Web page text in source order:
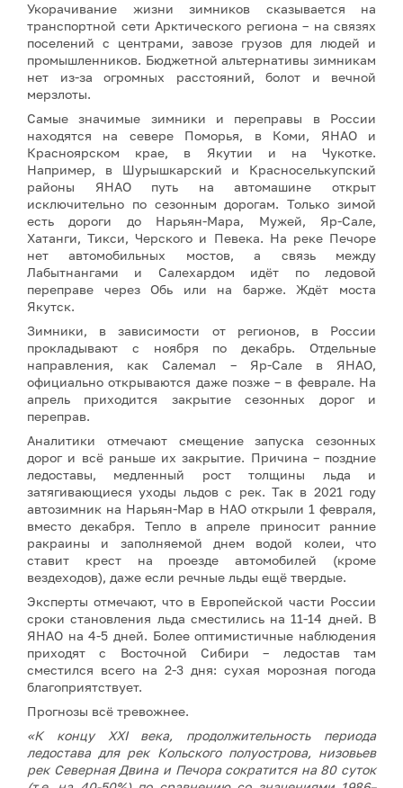
Укорачивание жизни зимников сказывается на
транспортной сети Арктического региона – на связях
поселений с центрами, завозе грузов для людей и
промышленников. Бюджетной альтернативы зимникам
нет из-за огромных расстояний, болот и вечной
мерзлоты.
Самые значимые зимники и переправы в России
находятся на севере Поморья, в Коми, ЯНАО и
Красноярском крае, в Якутии и на Чукотке.
Например, в Шурышкарский и Красноселькупский
районы ЯНАО путь на автомашине открыт
исключительно по сезонным дорогам. Только зимой
есть дороги до Нарьян-Мара, Мужей, Яр-Сале,
Хатанги, Тикси, Черского и Певека. На реке Печоре
нет автомобильных мостов, а связь между
Лабытнангами и Салехардом идёт по ледовой
переправе через Обь или на барже. Ждёт моста
Якутск.
Зимники, в зависимости от регионов, в России
прокладывают с ноября по декабрь. Отдельные
направления, как Салемал – Яр-Сале в ЯНАО,
официально открываются даже позже – в феврале. На
апрель приходится закрытие сезонных дорог и
переправ.
Аналитики отмечают смещение запуска сезонных
дорог и всё раньше их закрытие. Причина – поздние
ледоставы, медленный рост толщины льда и
затягивающиеся уходы льдов с рек. Так в 2021 году
автозимник на Нарьян-Мар в НАО открыли 1 февраля,
вместо декабря. Тепло в апреле приносит ранние
ракраины и заполняемой днем водой колеи, что
ставит крест на проезде автомобилей (кроме
вездеходов), даже если речные льды ещё твердые.
Эксперты отмечают, что в Европейской части России
сроки становления льда сместились на 11-14 дней. В
ЯНАО на 4-5 дней. Более оптимистичные наблюдения
приходят с Восточной Сибири – ледостав там
сместился всего на 2-3 дня: сухая морозная погода
благоприятствует.
Прогнозы всё тревожнее.
«К концу XXI века, продолжительность периода
ледостава для рек Кольского полуострова, низовьев
рек Северная Двина и Печора сократится на 80 суток